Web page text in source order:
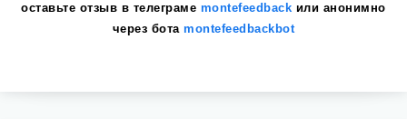
оставьте отзыв в телеграме montefeedback или анонимно
через ботаmontefeedbackbot